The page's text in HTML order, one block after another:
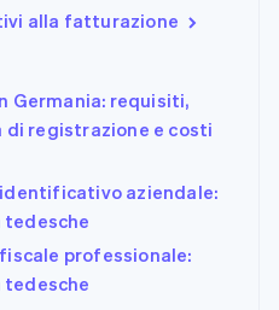
alla fatturazione
Germania: requisiti,
registrazione e costi
aziendale:
professionale: